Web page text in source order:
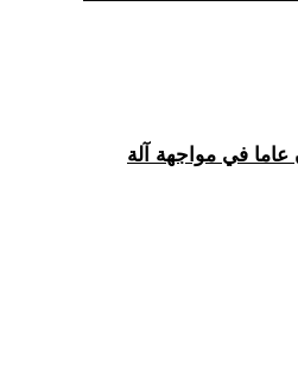
عاما في مواجهة آلة